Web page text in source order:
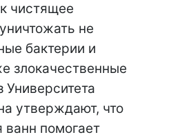
чистящее
не
бактерии и
злокачественные
Университета
утверждают, что
ванн помогает